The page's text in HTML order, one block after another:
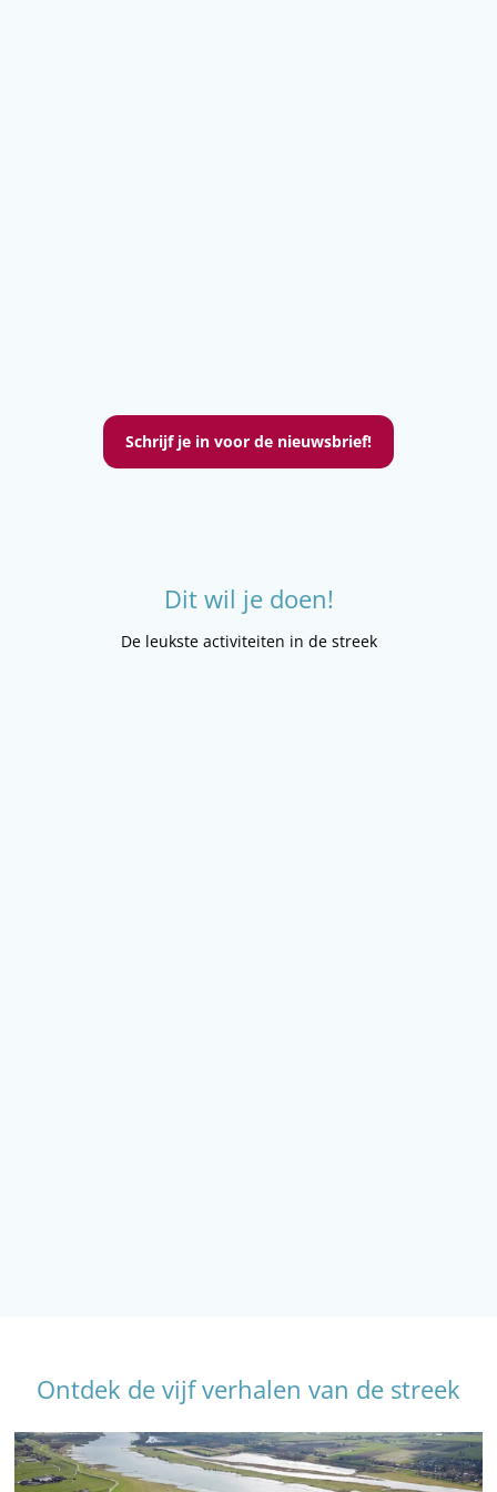
Schrijf je in voor de nieuwsbrief!
Dit wil je doen!
De leukste activiteiten in de streek
Ontdek de vijf verhalen van de streek
H
o